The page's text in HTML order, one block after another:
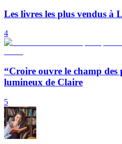
Les livres les plus vendus à
4
“Croire ouvre le champ des
lumineux de Claire
5